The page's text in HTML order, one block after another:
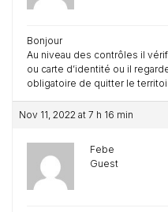
Bonjour
Au niveau des contrôles il
ou carte d’identité ou il
obligatoire de quitter le
Nov 11, 2022 at 7 h 16 min
Febe
Guest